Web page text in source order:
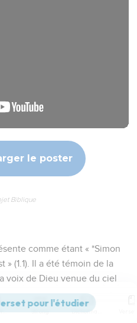
le poster
Biblique
comme étant « *Simon
» (1.1). Il a été témoin de la
voix de Dieu venue du ciel
avait prophétisé que lui,
Commentaires Strong